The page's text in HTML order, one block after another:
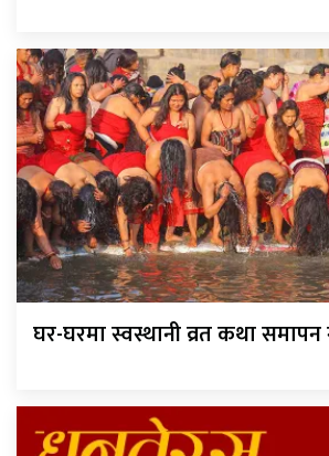
घर-घरमा स्वस्थानी व्रत कथा समापन